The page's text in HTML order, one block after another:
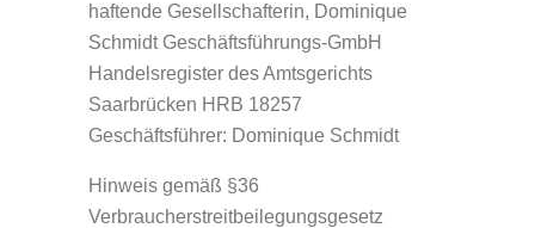
haftende Gesellschafterin, Dominique
Schmidt Geschäftsführungs-GmbH
Handelsregister des Amtsgerichts
Saarbrücken HRB 18257
Geschäftsführer: Dominique Schmidt
Hinweis gemäß §36
Verbraucherstreitbeilegungsgesetz